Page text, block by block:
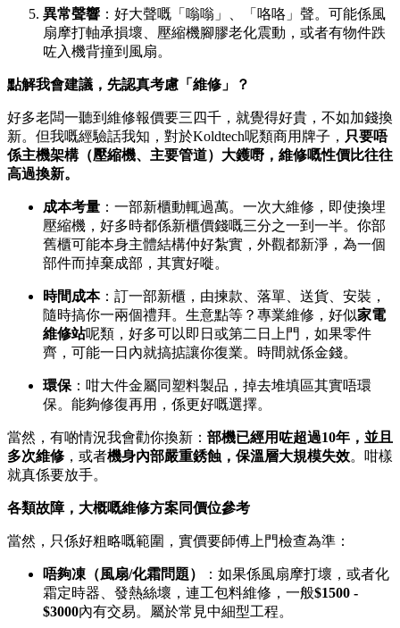
異常聲響 ：好大聲嘅「嗡嗡」、「咯咯」聲。可能係風
扇摩打軸承損壞、壓縮機腳膠老化震動，或者有物件跌
咗入機背撞到風扇。
點解我會建議，先認真考慮「維修」？
好多老闆一聽到維修報價要三四千，就覺得好貴，不如加錢換
新。但我嘅經驗話我知，對於Koldtech呢類商用牌子， 只要唔
係主機架構（壓縮機、主要管道）大鑊嘢，維修嘅性價比往往
高過換新。
成本考量 ：一部新櫃動輒過萬。一次大維修，即使換埋
壓縮機，好多時都係新櫃價錢嘅三分之一到一半。你部
舊櫃可能本身主體結構仲好紮實，外觀都新淨，為一個
部件而掉棄成部，其實好嘥。
時間成本：訂一部新櫃，由揀款、落單、送貨、安裝，
隨時搞你一兩個禮拜。生意點等？專業維修，好似家電
維修站呢類，好多可以即日或第二日上門，如果零件
齊，可能一日內就搞掂讓你復業。時間就係金錢。
環保 ：咁大件金屬同塑料製品，掉去堆填區其實唔環
保。能夠修復再用，係更好嘅選擇。
當然，有啲情況我會勸你換新： 部機已經用咗超過10年，並且
多次維修 ，或者機身內部嚴重銹蝕，保溫層大規模失效。咁樣
就真係要放手。
各類故障，大概嘅維修方案同價位參考
當然，只係好粗略嘅範圍，實價要師傅上門檢查為準：
唔夠凍（風扇/化霜問題）
：如果係風扇摩打壞，或者化
霜定時器、發熱絲壞，連工包料維修，一般$1500 -
$3000內有交易。屬於常見中細型工程。